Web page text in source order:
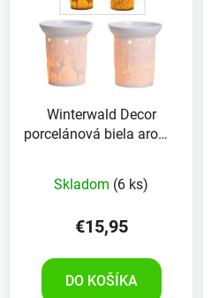
Winterwald Decor
porcelánová biela aroma
Skladom (6 ks)
€15,95
DO KOŠÍKA